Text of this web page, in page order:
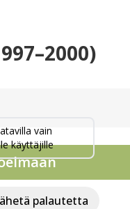
vain
käyttäjille
palautetta